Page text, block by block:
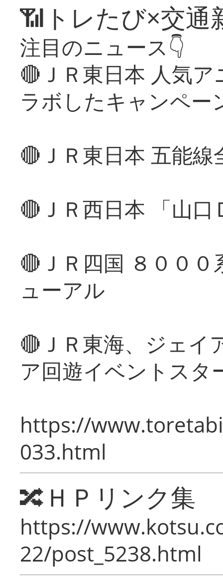
📶トレたび×交通
注目のニュース👇
🔴ＪＲ東日本 人気
ラボしたキャンペー
🔴ＪＲ東日本 五能
🔴ＪＲ西日本 「山
🔴ＪＲ四国 ８００
ューアル
🔴ＪＲ東海、ジェイ
ア回遊イベントスタ
https://
033.html
🔀ＨＰリンク集
https://
22/post_5238.html